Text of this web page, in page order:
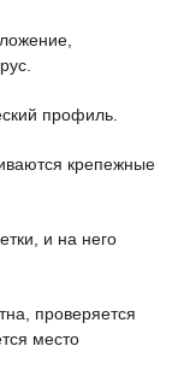
профиль.
крепежные
и на него
проверяется
место